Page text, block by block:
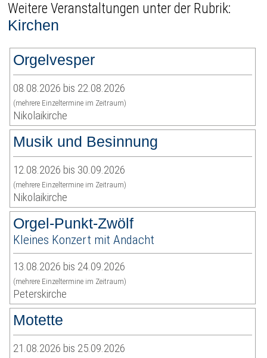
Weitere Veranstaltungen unter der Rubrik:
Kirchen
Orgelvesper
08.08.2026 bis 22.08.2026
(mehrere Einzeltermine im Zeitraum)
Nikolaikirche
Musik und Besinnung
12.08.2026 bis 30.09.2026
(mehrere Einzeltermine im Zeitraum)
Nikolaikirche
Orgel-Punkt-Zwölf
Kleines Konzert mit Andacht
13.08.2026 bis 24.09.2026
(mehrere Einzeltermine im Zeitraum)
Peterskirche
Motette
21.08.2026 bis 25.09.2026